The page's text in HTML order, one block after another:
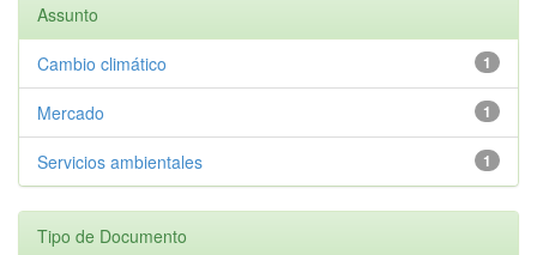
Assunto
1
Cambio climático
1
Mercado
1
Servicios ambientales
Tipo de Documento